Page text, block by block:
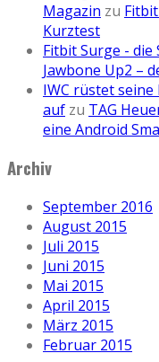
Magazin zu
Kurztest
Fitbit Surge -
Jawbone Up2 –
IWC rüstet
auf zu TAG
eine Android
Archiv
September 2016
August 2015
Juli 2015
Juni 2015
Mai 2015
April 2015
März 2015
Februar 2015